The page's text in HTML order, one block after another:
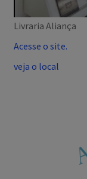
Livraria Aliança
Acesse o site.
veja o local